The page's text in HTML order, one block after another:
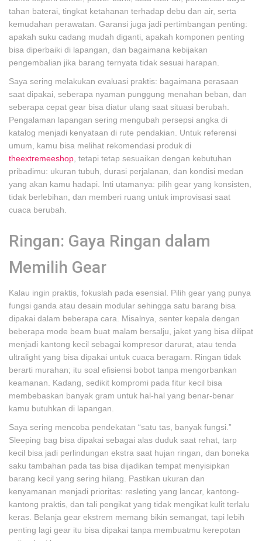
tahan baterai, tingkat ketahanan terhadap debu dan air, serta
kemudahan perawatan. Garansi juga jadi pertimbangan penting:
apakah suku cadang mudah diganti, apakah komponen penting
bisa diperbaiki di lapangan, dan bagaimana kebijakan
pengembalian jika barang ternyata tidak sesuai harapan.
Saya sering melakukan evaluasi praktis: bagaimana perasaan
saat dipakai, seberapa nyaman punggung menahan beban, dan
seberapa cepat gear bisa diatur ulang saat situasi berubah.
Pengalaman lapangan sering mengubah persepsi angka di
katalog menjadi kenyataan di rute pendakian. Untuk referensi
umum, kamu bisa melihat rekomendasi produk di
theextremeeshop , tetapi tetap sesuaikan dengan kebutuhan
pribadimu: ukuran tubuh, durasi perjalanan, dan kondisi medan
yang akan kamu hadapi. Inti utamanya: pilih gear yang konsisten,
tidak berlebihan, dan memberi ruang untuk improvisasi saat
cuaca berubah.
Ringan: Gaya Ringan dalam
Memilih Gear
Kalau ingin praktis, fokuslah pada esensial. Pilih gear yang punya
fungsi ganda atau desain modular sehingga satu barang bisa
dipakai dalam beberapa cara. Misalnya, senter kepala dengan
beberapa mode beam buat malam bersalju, jaket yang bisa dilipat
menjadi kantong kecil sebagai kompresor darurat, atau tenda
ultralight yang bisa dipakai untuk cuaca beragam. Ringan tidak
berarti murahan; itu soal efisiensi bobot tanpa mengorbankan
keamanan. Kadang, sedikit kompromi pada fitur kecil bisa
membebaskan banyak gram untuk hal-hal yang benar-benar
kamu butuhkan di lapangan.
Saya sering mencoba pendekatan “satu tas, banyak fungsi.”
Sleeping bag bisa dipakai sebagai alas duduk saat rehat, tarp
kecil bisa jadi perlindungan ekstra saat hujan ringan, dan boneka
saku tambahan pada tas bisa dijadikan tempat menyisipkan
barang kecil yang sering hilang. Pastikan ukuran dan
kenyamanan menjadi prioritas: resleting yang lancar, kantong-
kantong praktis, dan tali pengikat yang tidak mengikat kulit terlalu
keras. Belanja gear ekstrem memang bikin semangat, tapi lebih
penting lagi gear itu bisa dipakai tanpa membuatmu kerepotan